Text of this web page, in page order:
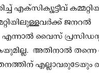
ജനറല്‍
എന്നാൽ വൈസ്
അതിനാൽ തന്നെ
എല്ലാവരുടേയും